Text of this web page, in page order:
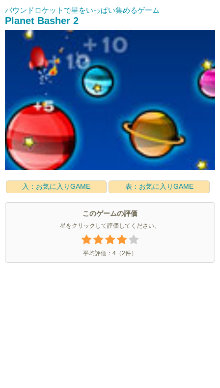
バウンドロケットで星をいっぱい集めるゲーム
Planet Basher 2
入：お気に入りGAME 表：お気に入りGAME
このゲームの評価
星をクリックして評価してください。
平均評価： 4 （2件）